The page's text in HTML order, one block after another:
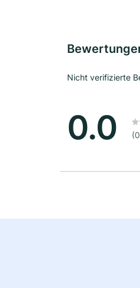
Nicht verifizierte
0.0